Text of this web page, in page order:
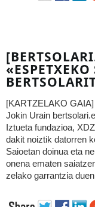
[KARTZELAKO
Jokin Urain
Iztueta fundazioa,
dakit noiztik datorren
Saioetan doinua eta
onena ematen
zelako garrantzia